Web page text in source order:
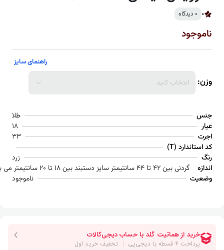
0 دیدگاه
ناموجود
راهنمای سایز
وزن: انتخاب کنید
جنس
طلا
18
اجرت
33
کد استاندارد (T)
زرد
اندازه
گردنی بین 42 تا 44 سانتیمتر سایز دستبند بین 18 تا 20 سانتیمتر می باشد
وضعیت
ناموجود